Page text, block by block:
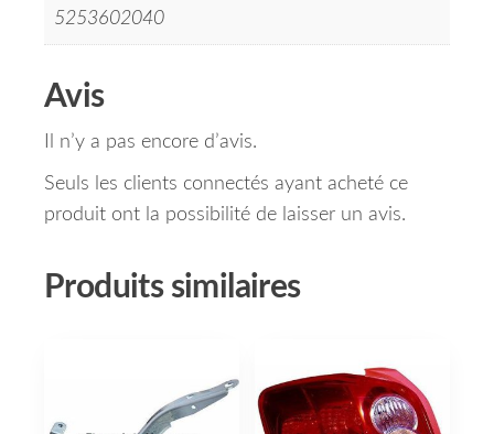
5253602040
Avis
Il n’y a pas encore d’avis.
Seuls les clients connectés ayant acheté ce
produit ont la possibilité de laisser un avis.
Produits similaires